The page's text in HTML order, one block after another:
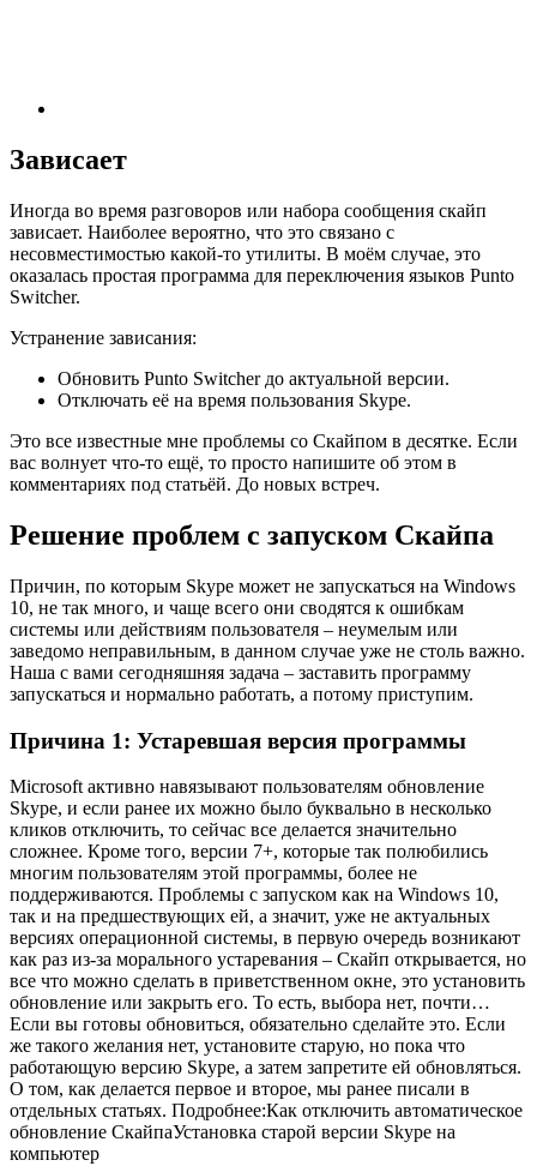
Зависает
Иногда во время разговоров или набора сообщения скайп
зависает. Наиболее вероятно, что это связано с
несовместимостью какой-то утилиты. В моём случае, это
оказалась простая программа для переключения языков Punto
Switcher.
Устранение зависания:
Обновить Punto Switcher до актуальной версии.
Отключать её на время пользования Skype.
Это все известные мне проблемы со Скайпом в десятке. Если
вас волнует что-то ещё, то просто напишите об этом в
комментариях под статьёй. До новых встреч.
Решение проблем с запуском Скайпа
Причин, по которым Skype может не запускаться на Windows
10, не так много, и чаще всего они сводятся к ошибкам
системы или действиям пользователя – неумелым или
заведомо неправильным, в данном случае уже не столь важно.
Наша с вами сегодняшняя задача – заставить программу
запускаться и нормально работать, а потому приступим.
Причина 1: Устаревшая версия программы
Microsoft активно навязывают пользователям обновление
Skype, и если ранее их можно было буквально в несколько
кликов отключить, то сейчас все делается значительно
сложнее. Кроме того, версии 7+, которые так полюбились
многим пользователям этой программы, более не
поддерживаются. Проблемы с запуском как на Windows 10,
так и на предшествующих ей, а значит, уже не актуальных
версиях операционной системы, в первую очередь возникают
как раз из-за морального устаревания – Скайп открывается, но
все что можно сделать в приветственном окне, это установить
обновление или закрыть его. То есть, выбора нет, почти…
Если вы готовы обновиться, обязательно сделайте это. Если
же такого желания нет, установите старую, но пока что
работающую версию Skype, а затем запретите ей обновляться.
О том, как делается первое и второе, мы ранее писали в
отдельных статьях. Подробнее:Как отключить автоматическое
обновление СкайпаУстановка старой версии Skype на
компьютер